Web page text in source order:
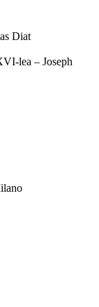
Diat
lea – Joseph